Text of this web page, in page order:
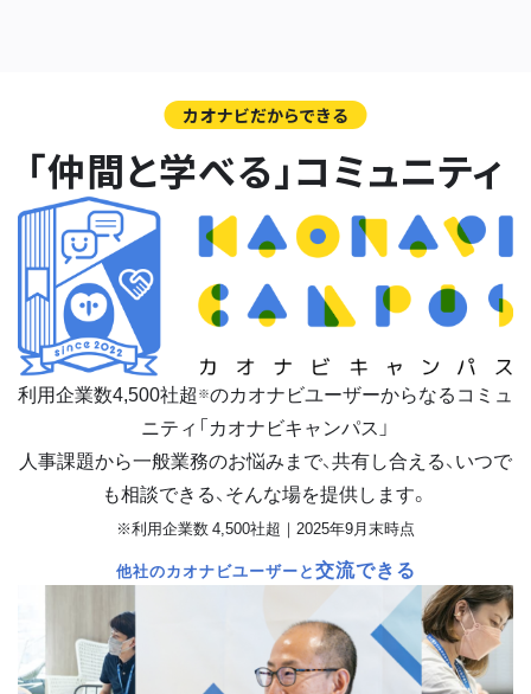
カオナビだからできる
「仲間と学べる」コミュニティ
利用企業数4,500社超 ※のカオナビユーザーからなるコミュ
ニティ「カオナビキャンパス」
人事課題から一般業務のお悩みまで、共有し合える、いつで
も相談できる、そんな場を提供します。
※利用企業数 4,500社超｜2025年9月末時点
他社のカオナビユーザーと交流できる